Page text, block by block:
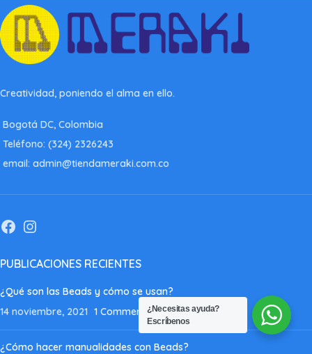
Creatividad, poniendo el alma en ello.
Bogotá DC, Colombia
Teléfono: (324) 2326243
email: admin@tiendameraki.com.co
PUBLICACIONES RECIENTES
¿Qué son las Beads y cómo se usan?
14 noviembre, 2021 1 Comment
¿Cómo hacer manualidades con Beads?
¿Necesitas ayuda?
Escríbenos